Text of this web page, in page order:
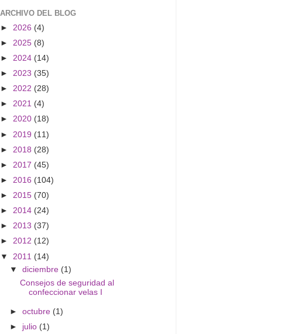
ARCHIVO DEL BLOG
► 2026 (4)
► 2025 (8)
► 2024 (14)
► 2023 (35)
► 2022 (28)
► 2021 (4)
► 2020 (18)
► 2019 (11)
► 2018 (28)
► 2017 (45)
► 2016 (104)
► 2015 (70)
► 2014 (24)
► 2013 (37)
► 2012 (12)
▼ 2011 (14)
▼diciembre (1)
Consejos de seguridad al
confeccionar velas I
►octubre (1)
► julio (1)